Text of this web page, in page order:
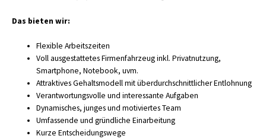
Das bieten wir:
Flexible Arbeitszeiten
Voll ausgestattetes Firmenfahrzeug inkl. Privatnutzung,
Smartphone, Notebook, uvm.
Attraktives Gehaltsmodell mit überdurchschnittlicher Entlohnung
Verantwortungsvolle und interessante Aufgaben
Dynamisches, junges und motiviertes Team
Umfassende und gründliche Einarbeitung
Kurze Entscheidungswege